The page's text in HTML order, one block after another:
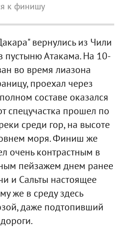
к финишу
вернулись из Чили
пустыню Атакама. На 10-
во время лиазона
проехал через
составе оказался
спецучастка прошел по
среди гор, на высоте
моря. Финиш же
очень контрастным в
пейзажем днем ранее
и Сальты настоящее
же в среду здесь
даже подтопивший